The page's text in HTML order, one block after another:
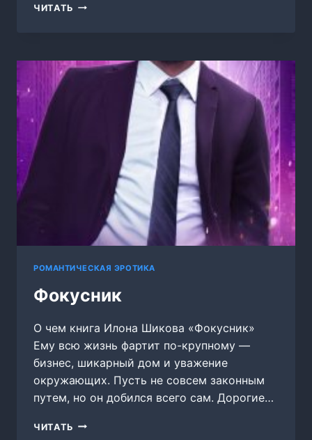
ЧИТАТЬ МОЙ
СТРАСТЬ
РОМАНТИЧЕСКАЯ ЭРОТИКА
Фокусник
О чем книга Илона Шикова «Фокусник»
Ему всю жизнь фартит по-крупному —
бизнес, шикарный дом и уважение
окружающих. Пусть не совсем законным
путем, но он добился всего сам. Дорогие…
ЧИТАТЬ ФОКУСНИК